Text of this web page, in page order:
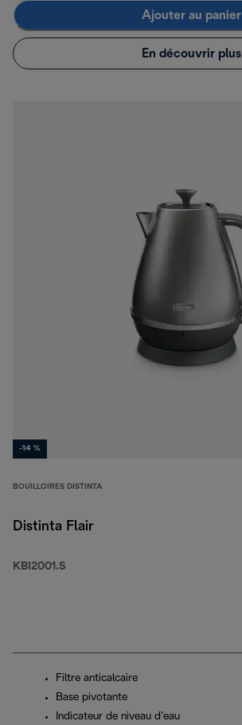
Ajouter au panier
En découvrir plus
-14 %
BOUILLOIRES DISTINTA
Distinta Flair
KBI2001.S
Filtre anticalcaire
Base pivotante
Indicateur de niveau d’eau